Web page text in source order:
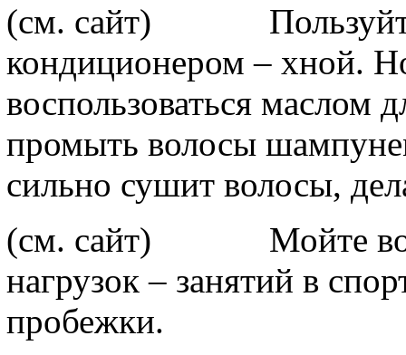
(см. сайт)
кондиционером – хной.
воспользоваться маслом
промыть волосы
сильно сушит волосы,
(см. сайт) Мойте
нагрузок – занятий в
пробежки.